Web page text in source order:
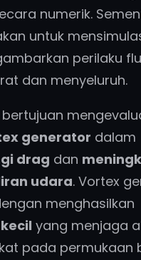
numerik.
untuk
perilaku
dan menyeluruh.
bertujuan
generator dalam
drag dan
udara. Vortex
menghasilkan
yang menjaga
pada permukaan